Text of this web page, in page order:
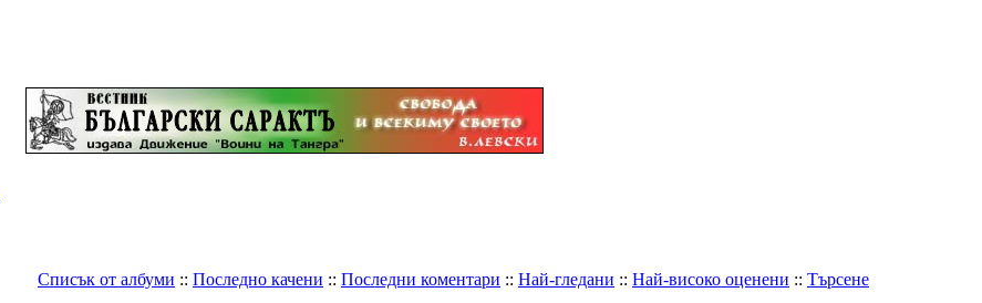
Списък от албуми :: Последно качени :: Последни коментари :: Най-гледани :: Най-високо оценени :: Търсене